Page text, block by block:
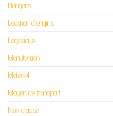
Hangars
Location d'engins
Logistique
Manutention
Matériel
Moyen de transport
Non classé